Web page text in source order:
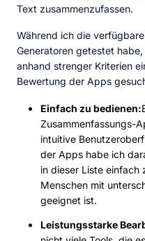
Text zusammenzufassen.
Während ich die
Generatoren getestet
anhand strenger Kriterien
Bewertung der Apps
Einfach zu bedienen:
Zusammenfassungs-
intuitive
der Apps habe ich
in dieser Liste einfach
Menschen mit
geeignet ist.
Leistungsstarke